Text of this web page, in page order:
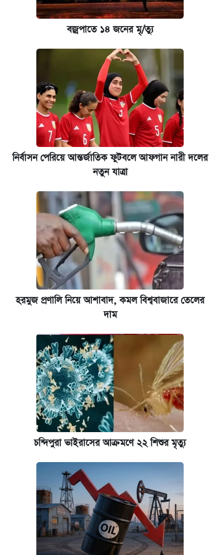
ইপিএস প্রকাশ করেছে ঢাকা ব্যাংক
আজকের বাজারে স্বর্ণের দাম (৪ আগস্ট)
নবম জাতীয় পে-স্কেল নিয়ে সর্বশেষ যা জানা গেল
বজ্রপাতে ১৪ জনের মৃ/ত্যু
নির্বাসন পেরিয়ে আন্তর্জাতিক ফুটবলে আফগান নারী দলের
নতুন যাত্রা
হরমুজ প্রণালি নিয়ে আশাবাদ, কমল বিশ্ববাজারে তেলের
দাম
চন্দিপুরা ভাইরাসের আক্রমণে ২২ শিশুর মৃত্যু